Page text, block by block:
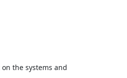
the systems and